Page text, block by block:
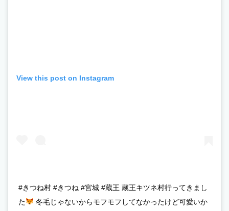
View this post on Instagram
#きつね村 #きつね #宮城 #蔵王 蔵王キツネ村行ってきまし
た
冬毛じゃないからモフモフしてなかったけど可愛いか